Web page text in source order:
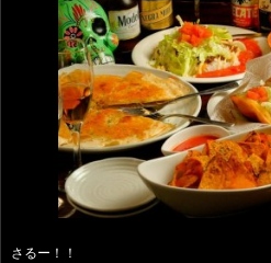
さるー！！